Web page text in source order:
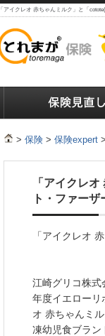
「アイクレオ 赤ちゃんミルク」と「
> 保険 > 保険expert >
「アイクレ
ト・ファー
「アイクレオ
江崎グリコ株式
年度イエローリ
オ 赤ちゃんミ
凍幼児食ブラン